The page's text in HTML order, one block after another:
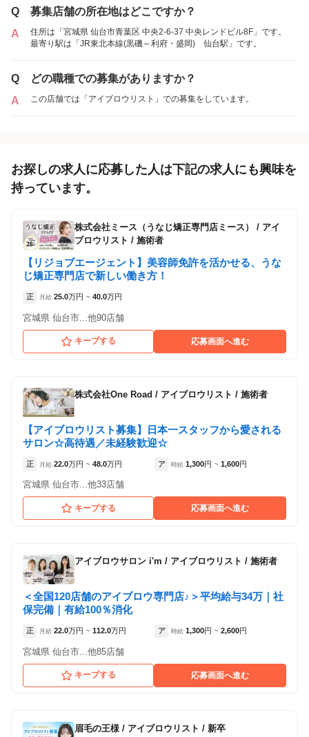
Q
募集店舗の所在地はどこですか？
A
住所は「宮城県 仙台市青葉区 中央2-6-37 中央レンドビル8F」です。
最寄り駅は「JR東北本線(黒磯～利府・盛岡) 仙台駅」です。
Q
どの職種での募集がありますか？
A
この店舗では「アイブロウリスト」での募集をしています。
お探しの求人に応募した人は下記の求人にも興味を
持っています。
株式会社ミース（うなじ矯正専門店ミース） / アイ
ブロウリスト / 施術者
【リジョブエージェント】美容師免許を活かせる、うな
じ矯正専門店で新しい働き方！
正 月給 25.0万円 ~ 40.0万円
宮城県 仙台市...他90店舗
キープする 応募画面へ進む
株式会社One Road / アイブロウリスト / 施術者
【アイブロウリスト募集】日本一スタッフから愛される
サロン☆高待遇／未経験歓迎☆
正 月給 22.0万円 ~ 48.0万円 ア 時給 1,300円 ~ 1,600円
宮城県 仙台市...他33店舗
キープする 応募画面へ進む
アイブロウサロン i'm / アイブロウリスト / 施術者
＜全国120店舗のアイブロウ専門店♪＞平均給与34万｜社
保完備｜有給100％消化
正 月給 22.0万円 ~ 112.0万円 ア 時給 1,300円 ~ 2,600円
宮城県 仙台市...他85店舗
キープする 応募画面へ進む
眉毛の王様 / アイブロウリスト / 新卒